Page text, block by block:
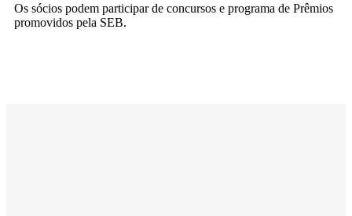
Os sócios podem participar de concursos e programa de Prêmios
promovidos pela SEB.